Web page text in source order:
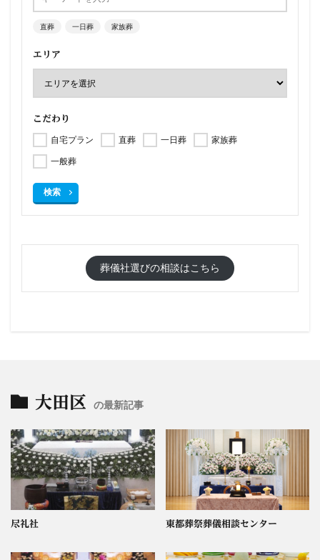
直葬 一日葬 家族葬
エリア
こだわり
自宅プラン 直葬 一日葬
家族葬
一般葬
検索
葬儀社選びの相談はこちら
大田区 の最新記事
尽礼社 東都葬祭葬儀相談センター